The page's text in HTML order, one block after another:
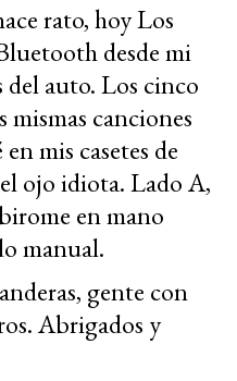
rato, hoy Los
desde mi
auto. Los cinco
mismas canciones
mis casetes de
ojo idiota. Lado A,
en mano
manual.
gente con
Abrigados y